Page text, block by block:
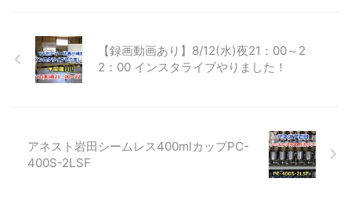
今までの鈑金塗 ...
ご相談 独立の相談 仕事の確
保、集客についてのご相談
【超重要】これからは同業者
始！
由 作業効率が42％UPの研究デ
ータ 98％以上の人が作業効率
新 ブログを書く 会計ソフトへ
帳簿の入力 仕事で分からない
事をネット検索 ディスプレイ
【録画動画あり】8/12(水)夜21：00～2
2：00 インスタライブやりました！
アネスト岩田シームレス400mlカップPC-
400S-2LSF